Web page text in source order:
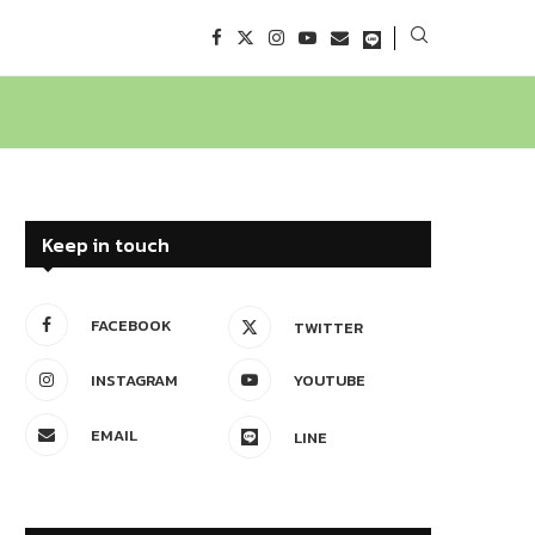
Keep in touch
FACEBOOK TWITTER
INSTAGRAM YOUTUBE
EMAIL LINE